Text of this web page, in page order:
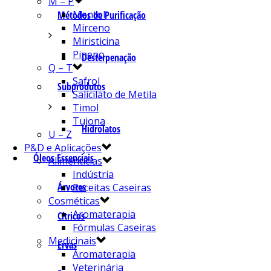
Métodos de Purificação
Desterpenação
Subprodutos
Hidrolatos
Óleos Essenciais
Árvores
Cítricos
Ervas
Mentol
Mirceno
Miristicina
Pineno
Q – T
Safrol
Salicilato de Metila
Timol
Tujona
U – Z
P&D e Aplicações
Alimentícias
Indústria
Receitas Caseiras
Cosméticas
Aromaterapia
Fórmulas Caseiras
Medicinais
Aromaterapia
Veterinária